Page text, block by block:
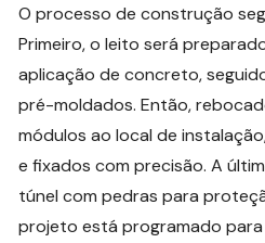
O processo de construção
Primeiro, o leito será
aplicação de concreto,
pré-moldados. Então,
módulos ao local de
e fixados com precisão. A
túnel com pedras para
projeto está programado